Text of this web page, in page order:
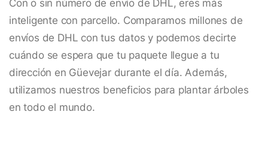
Con o sin número de envío de DHL, eres más
inteligente con parcello. Comparamos millones de
envíos de DHL con tus datos y podemos decirte
cuándo se espera que tu paquete llegue a tu
dirección en Güevejar durante el día. Además,
utilizamos nuestros beneficios para plantar árboles
en todo el mundo.